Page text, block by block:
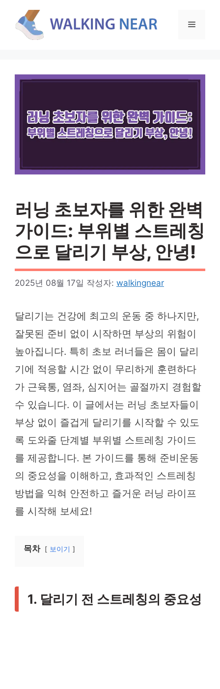
메
러닝 초보자를 위한 완벽
가이드: 부위별 스트레칭
으로 달리기 부상, 안녕!
2025년 08월 17일 작성자: walkingnear
달리기는 건강에 최고의 운동 중 하나지만,
잘못된 준비 없이 시작하면 부상의 위험이
높아집니다. 특히 초보 러너들은 몸이 달리
기에 적응할 시간 없이 무리하게 훈련하다
가 근육통, 염좌, 심지어는 골절까지 경험할
수 있습니다. 이 글에서는 러닝 초보자들이
부상 없이 즐겁게 달리기를 시작할 수 있도
록 도와줄 단계별 부위별 스트레칭 가이드
를 제공합니다. 본 가이드를 통해 준비운동
의 중요성을 이해하고, 효과적인 스트레칭
방법을 익혀 안전하고 즐거운 러닝 라이프
를 시작해 보세요!
목차 보이기
1. 달리기 전 스트레칭의 중요성